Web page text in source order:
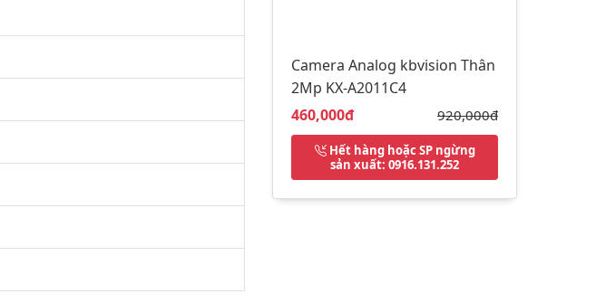
Camera Analog kbvision Thân
2Mp KX-A2011C4
Giá bán:
460,000đ Giá gốc:
920,000đ
Hết hàng hoặc SP ngừng
sản xuất: 0916.131.252